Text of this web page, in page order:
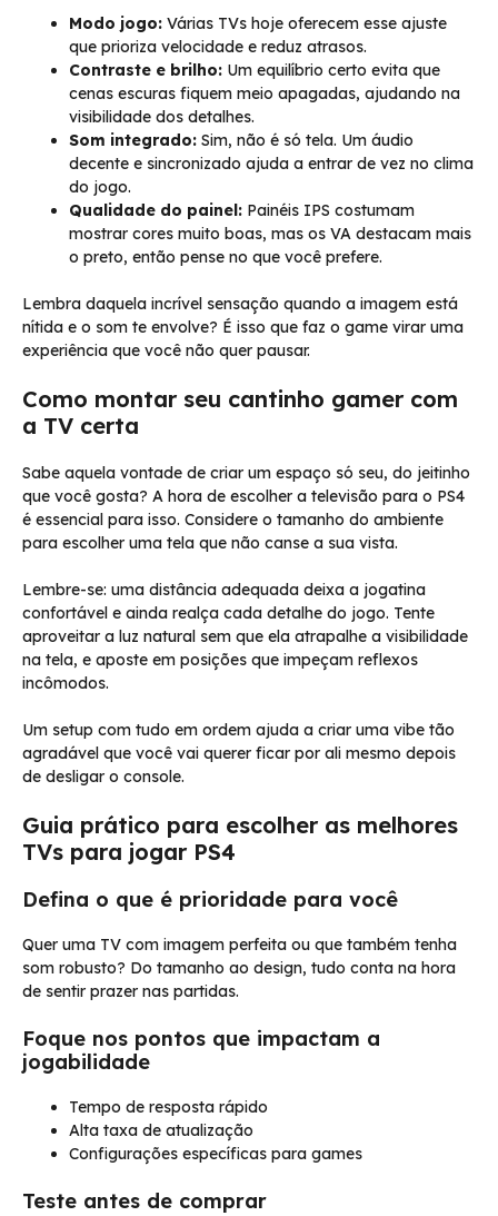
Modo jogo: Várias TVs hoje oferecem esse ajuste
que prioriza velocidade e reduz atrasos.
Contraste e brilho: Um equilíbrio certo evita que
cenas escuras fiquem meio apagadas, ajudando na
visibilidade dos detalhes.
Som integrado: Sim, não é só tela. Um áudio
decente e sincronizado ajuda a entrar de vez no clima
do jogo.
Qualidade do painel: Painéis IPS costumam
mostrar cores muito boas, mas os VA destacam mais
o preto, então pense no que você prefere.
Lembra daquela incrível sensação quando a imagem está
nítida e o som te envolve? É isso que faz o game virar uma
experiência que você não quer pausar.
Como montar seu cantinho gamer com
a TV certa
Sabe aquela vontade de criar um espaço só seu, do jeitinho
que você gosta? A hora de escolher a televisão para o PS4
é essencial para isso. Considere o tamanho do ambiente
para escolher uma tela que não canse a sua vista.
Lembre-se: uma distância adequada deixa a jogatina
confortável e ainda realça cada detalhe do jogo. Tente
aproveitar a luz natural sem que ela atrapalhe a visibilidade
na tela, e aposte em posições que impeçam reflexos
incômodos.
Um setup com tudo em ordem ajuda a criar uma vibe tão
agradável que você vai querer ficar por ali mesmo depois
de desligar o console.
Guia prático para escolher as melhores
TVs para jogar PS4
Defina o que é prioridade para você
Quer uma TV com imagem perfeita ou que também tenha
som robusto? Do tamanho ao design, tudo conta na hora
de sentir prazer nas partidas.
Foque nos pontos que impactam a
jogabilidade
Tempo de resposta rápido
Alta taxa de atualização
Configurações específicas para games
Teste antes de comprar